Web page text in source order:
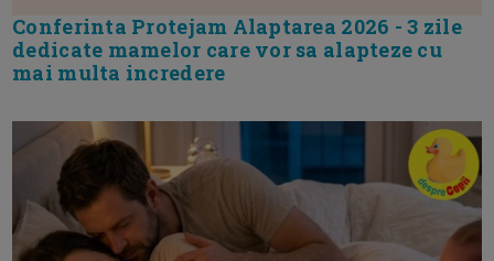
Conferinta Protejam Alaptarea 2026 - 3 zile
dedicate mamelor care vor sa alapteze cu
mai multa incredere